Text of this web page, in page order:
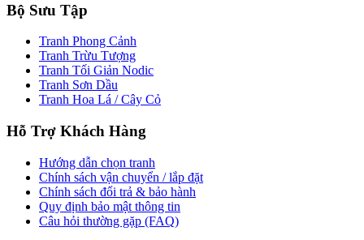
Bộ Sưu Tập
Tranh Phong Cảnh
Tranh Trừu Tượng
Tranh Tối Giản Nodic
Tranh Sơn Dầu
Tranh Hoa Lá / Cây Cỏ
Hỗ Trợ Khách Hàng
Hướng dẫn chọn tranh
Chính sách vận chuyển / lắp đặt
Chính sách đổi trả & bảo hành
Quy định bảo mật thông tin
Câu hỏi thường gặp (FAQ)